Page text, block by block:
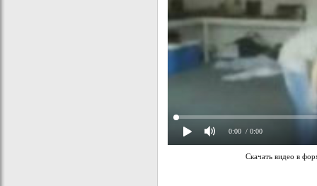
0:00 / 0:00
Скачать видео в